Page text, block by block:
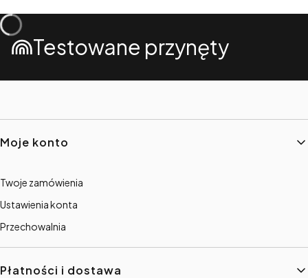
Testowane przynęty
Linki w stopce
Moje konto
Twoje zamówienia
Ustawienia konta
Przechowalnia
Płatności i dostawa